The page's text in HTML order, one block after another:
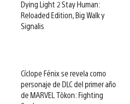
Dying Light 2 Stay Human:
Reloaded Edition, Big Walk y
Signalis
Cíclope Fénix se revela como
personaje de DLC del primer año
de MARVEL Tōkon: Fighting